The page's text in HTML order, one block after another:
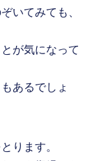
いてみても、
が気になって
あるでしょ
ります。